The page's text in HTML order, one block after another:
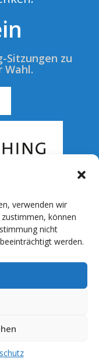
verwenden wir
können
nicht
werden.
Sitzungen zu
Wahl.